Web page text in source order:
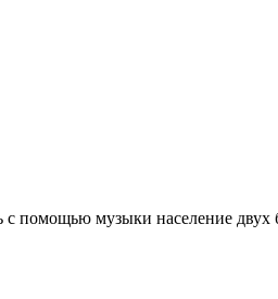
помощью музыки население двух